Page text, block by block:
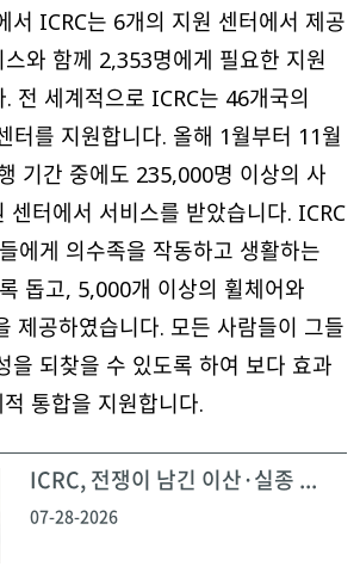
서 ICRC는 6개의 지원 센터에서 제공
와 함께 2,353명에게 필요한 지원
전 세계적으로 ICRC는 46개국의
터를 지원합니다. 올해 1월부터 11월
기간 중에도 235,000명 이상의 사
터에서 서비스를 받았습니다. ICRC
에게 의수족을 작동하고 생활하는
돕고, 5,000개 이상의 휠체어와
제공하였습니다. 모든 사람들이 그들
을 되찾을 수 있도록 하여 보다 효과
통합을 지원합니다.
ICRC, 전쟁이 남긴 이산·실종 ...
07-28-2026